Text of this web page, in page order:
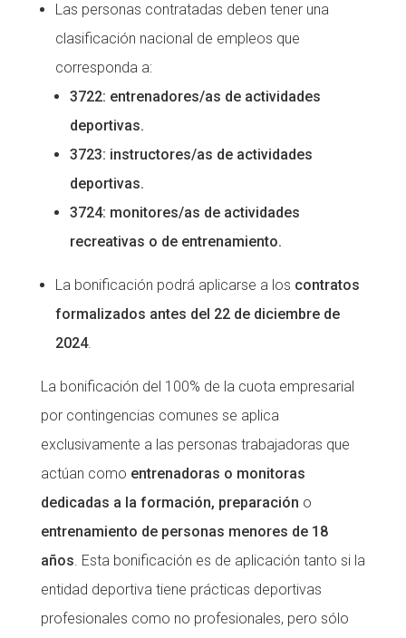
Las personas contratadas deben tener una
clasificación nacional de empleos que
corresponda a:
3722: entrenadores/as de actividades
deportivas.
3723: instructores/as de actividades
deportivas.
3724: monitores/as de actividades
recreativas o de entrenamiento.
La bonificación podrá aplicarse a los contratos
formalizados antes del 22 de diciembre de
2024.
La bonificación del 100% de la cuota empresarial
por contingencias comunes se aplica
exclusivamente a las personas trabajadoras que
actúan como entrenadoras o monitoras
dedicadas a la formación, preparación o
entrenamiento de personas menores de 18
años. Esta bonificación es de aplicación tanto si la
entidad deportiva tiene prácticas deportivas
profesionales como no profesionales, pero sólo